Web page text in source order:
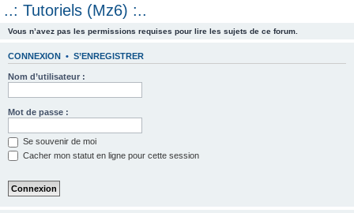
e
..: Tutoriels (Mz6) :..
Vous n’avez pas les permissions requises pour lire les sujets de ce forum.
CONNEXION • S’ENREGISTRER
Nom d’utilisateur :
Mot de passe :
Se souvenir de moi
Cacher mon statut en ligne pour cette session